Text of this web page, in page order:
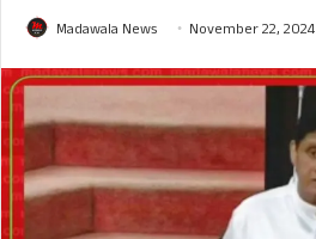
Madawala News November 22, 2024